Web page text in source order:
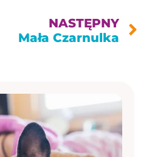
NASTĘPNY
Mała Czarnulka